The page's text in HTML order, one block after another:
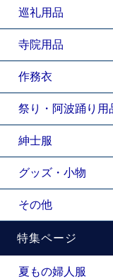
巡礼用品
寺院用品
作務衣
祭り・阿波踊り用
紳士服
グッズ・小物
その他
特集ページ
夏もの婦人服